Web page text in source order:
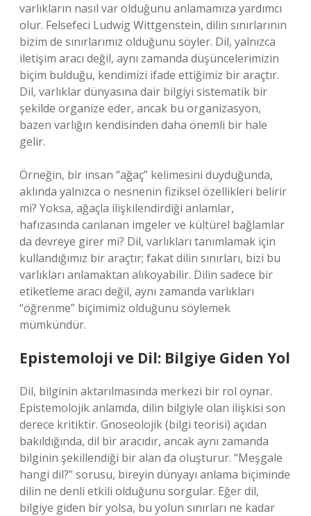
varlıkların nasıl var olduğunu anlamamıza yardımcı
olur. Felsefeci Ludwig Wittgenstein, dilin sınırlarının
bizim de sınırlarımız olduğunu söyler. Dil, yalnızca
iletişim aracı değil, aynı zamanda düşüncelerimizin
biçim bulduğu, kendimizi ifade ettiğimiz bir araçtır.
Dil, varlıklar dünyasına dair bilgiyi sistematik bir
şekilde organize eder, ancak bu organizasyon,
bazen varlığın kendisinden daha önemli bir hale
gelir.
Örneğin, bir insan “ağaç” kelimesini duyduğunda,
aklında yalnızca o nesnenin fiziksel özellikleri belirir
mi? Yoksa, ağaçla ilişkilendirdiği anlamlar,
hafızasında canlanan imgeler ve kültürel bağlamlar
da devreye girer mi? Dil, varlıkları tanımlamak için
kullandığımız bir araçtır; fakat dilin sınırları, bizi bu
varlıkları anlamaktan alıkoyabilir. Dilin sadece bir
etiketleme aracı değil, aynı zamanda varlıkları
“öğrenme” biçimimiz olduğunu söylemek
mümkündür.
Epistemoloji ve Dil: Bilgiye Giden Yol
Dil, bilginin aktarılmasında merkezi bir rol oynar.
Epistemolojik anlamda, dilin bilgiyle olan ilişkisi son
derece kritiktir. Gnoseolojik (bilgi teorisi) açıdan
bakıldığında, dil bir aracıdır, ancak aynı zamanda
bilginin şekillendiği bir alan da oluşturur. “Meşgale
hangi dil?” sorusu, bireyin dünyayı anlama biçiminde
dilin ne denli etkili olduğunu sorgular. Eğer dil,
bilgiye giden bir yolsa, bu yolun sınırları ne kadar